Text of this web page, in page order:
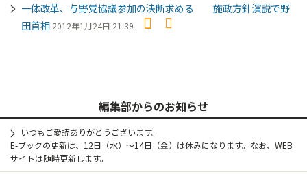
一体改革、与野党協議参加の決断求める 施政方針演説で野
田首相 2012年1月24日 21:39
編集部からのお知らせ
いつもご愛読ありがとうございます。
E-ブックの更新は、12日（水）～14日（金）は休みになります。なお、WEB
サイトは随時更新します。